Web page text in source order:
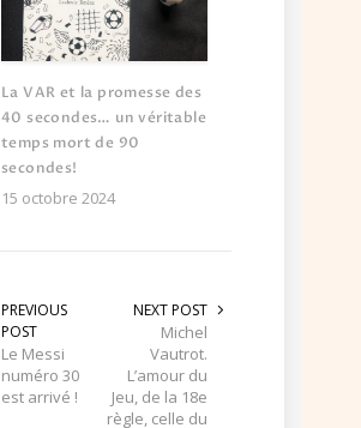
La VAR et la promesse des
40 secondes… un véritable
temps mort de 90
secondes!
15 octobre 2024
PREVIOUS
POST
Le Messi
numéro 30
est arrivé !
NEXT POST
Michel
Vautrot.
L’amour du
Jeu, de la 18e
règle, celle du